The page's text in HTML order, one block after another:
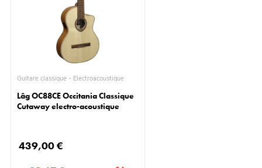
Guitare classique - Électroacoustique
Lâg OC88CE Occitania Classique
Cutaway electro-acoustique
439,00 €